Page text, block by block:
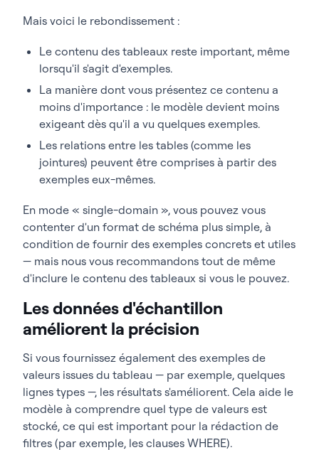
Mais voici le rebondissement :
Le contenu des tableaux reste important, même
lorsqu'il s'agit d'exemples.
La manière dont vous présentez ce contenu a
moins d'importance : le modèle devient moins
exigeant dès qu'il a vu quelques exemples.
Les relations entre les tables (comme les
jointures) peuvent être comprises à partir des
exemples eux-mêmes.
En mode « single-domain », vous pouvez vous
contenter d'un format de schéma plus simple, à
condition de fournir des exemples concrets et utiles
— mais nous vous recommandons tout de même
d'inclure le contenu des tableaux si vous le pouvez.
Les données d'échantillon
améliorent la précision
Si vous fournissez également des exemples de
valeurs issues du tableau — par exemple, quelques
lignes types —, les résultats s'améliorent. Cela aide le
modèle à comprendre quel type de valeurs est
stocké, ce qui est important pour la rédaction de
filtres (par exemple, les clauses WHERE).